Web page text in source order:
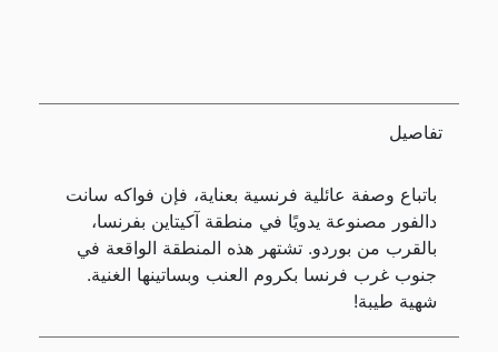
تفاصيل
باتباع وصفة عائلية فرنسية بعناية، فإن فواكه سانت
دالفور مصنوعة يدويًا في منطقة آكيتاين بفرنسا،
بالقرب من بوردو. تشتهر هذه المنطقة الواقعة في
جنوب غرب فرنسا بكروم العنب وبساتينها الغنية.
شهية طيبة!